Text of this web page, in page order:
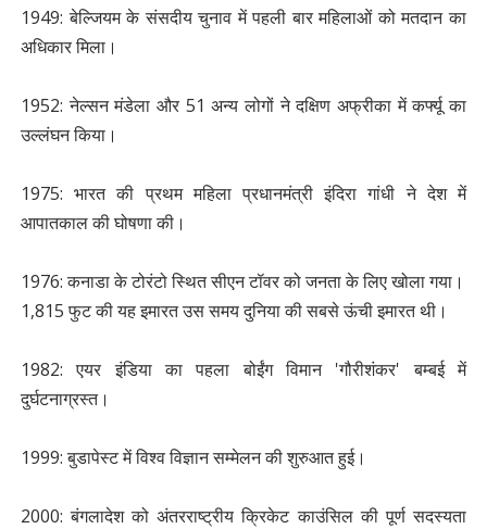
1949: बेल्जियम के संसदीय चुनाव में पहली बार महिलाओं को मतदान का
अधिकार मिला।
1952: नेल्सन मंडेला और 51 अन्य लोगों ने दक्षिण अफ्रीका में कर्फ्यू का
उल्लंघन किया।
1975: भारत की प्रथम महिला प्रधानमंत्री इंदिरा गांधी ने देश में
आपातकाल की घोषणा की।
1976: कनाडा के टोरंटो स्थित सीएन टॉवर को जनता के लिए खोला गया।
1,815 फुट की यह इमारत उस समय दुनिया की सबसे ऊंची इमारत थी।
1982: एयर इंडिया का पहला बोईंग विमान 'गौरीशंकर' बम्बई में
दुर्घटनाग्रस्त।
1999: बुडापेस्ट में विश्व विज्ञान सम्मेलन की शुरुआत हुई।
2000: बंगलादेश को अंतरराष्ट्रीय क्रिकेट काउंसिल की पूर्ण सदस्यता